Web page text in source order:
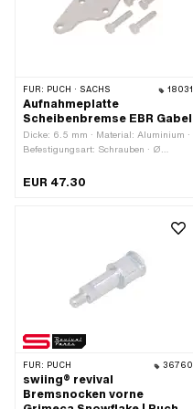
FÜR: PUCH · SACHS 18031
Aufnahmeplatte
Scheibenbremse EBR Gabel
Dicke: 6.5 mm · Material: Aluminium ·
Befestigungsart: Schrauben · Ø
Befestigungspunkte: 4 Stk.
EUR 47.30
FÜR: PUCH 36760
swiing® revival
Bremsnocken vorne